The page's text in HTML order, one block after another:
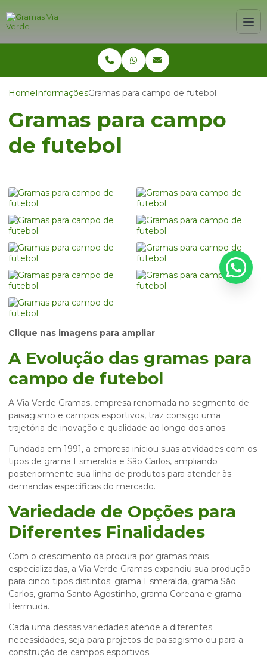
HomeInformaçõesGramas para campo de futebol
Gramas para campo
de futebol
Clique nas imagens para ampliar
A Evolução das gramas para
campo de futebol
A Via Verde Gramas, empresa renomada no segmento de
paisagismo e campos esportivos, traz consigo uma
trajetória de inovação e qualidade ao longo dos anos.
Fundada em 1991, a empresa iniciou suas atividades com os
tipos de grama Esmeralda e São Carlos, ampliando
posteriormente sua linha de produtos para atender às
demandas específicas do mercado.
Variedade de Opções para
Diferentes Finalidades
Com o crescimento da procura por gramas mais
especializadas, a Via Verde Gramas expandiu sua produção
para cinco tipos distintos: grama Esmeralda, grama São
Carlos, grama Santo Agostinho, grama Coreana e grama
Bermuda.
Cada uma dessas variedades atende a diferentes
necessidades, seja para projetos de paisagismo ou para a
construção de campos esportivos.